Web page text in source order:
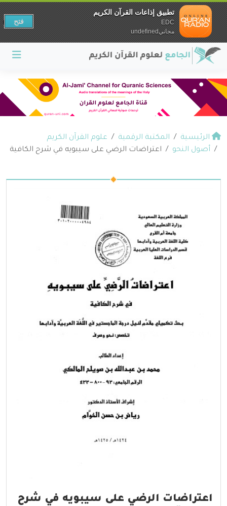
الرئيسية المكتبة الرقمية
علوم القرآن الكريم
أصول النحو
اعتراضات الرضي على سيبويه في شرح الكافية
اعتراضات الرضي على سيبويه في شرح
تطبيق إذاعات القرآن الكريم
EDC
مجانيundefined
فتح